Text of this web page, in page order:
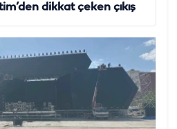
dikkat çeken çıkış